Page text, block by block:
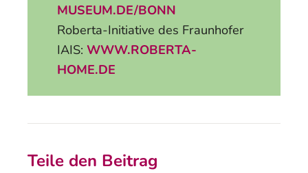
MUSEUM.DE/BONN
Roberta-Initiative des Fraunhofer
IAIS: WWW.ROBERTA-
HOME.DE
Teile den Beitrag